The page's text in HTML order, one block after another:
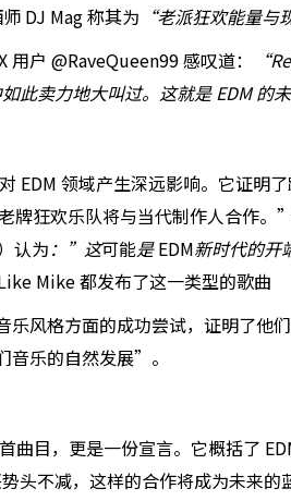
DJ Mag 称其为 “老派狂欢能量与
户 @RaveQueen99 感叹道：
此卖力地大叫过。这就是 EDM 的未
领域产生深远影响。它证明
牌狂欢乐队将与当代制作人合作
认为：”这可能是EDM新时代的开
Mike 都发布了这一类型的歌曲
乐风格方面的成功尝试，证明了他
音乐的自然发展”。
目，更是一份宣言。它概括了
头不减，这样的合作将成为未来的